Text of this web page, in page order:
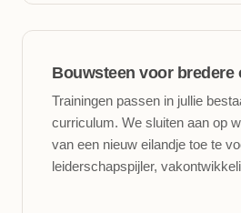
Bouwsteen voor bredere
Trainingen passen in jullie
curriculum. We sluiten aan op
van een nieuw eilandje toe te
leiderschapspijler,